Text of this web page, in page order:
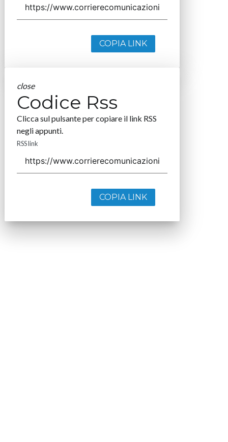
COPIA LINK
close
Codice Rss
Clicca sul pulsante per copiare il link RSS
negli appunti.
RSS link
COPIA LINK